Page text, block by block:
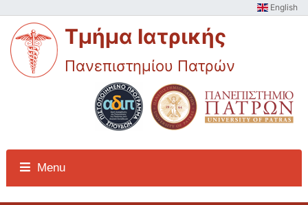
English
Τμήμα Ιατρικής
Πανεπιστημίου Πατρών
Menu
Ανακοινώσεις